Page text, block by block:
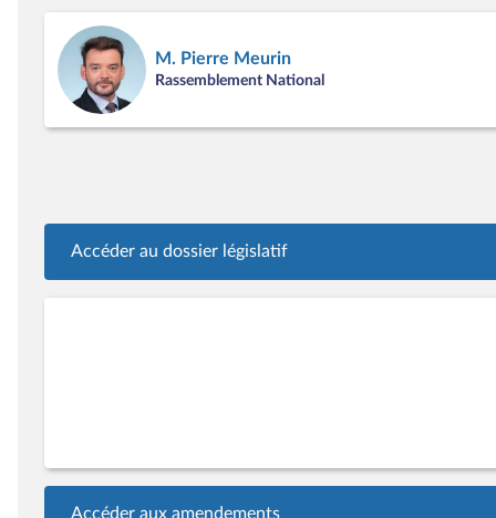
M. Pierre Meurin
Rassemblement National
Accéder au dossier législatif
Accéder aux amendements